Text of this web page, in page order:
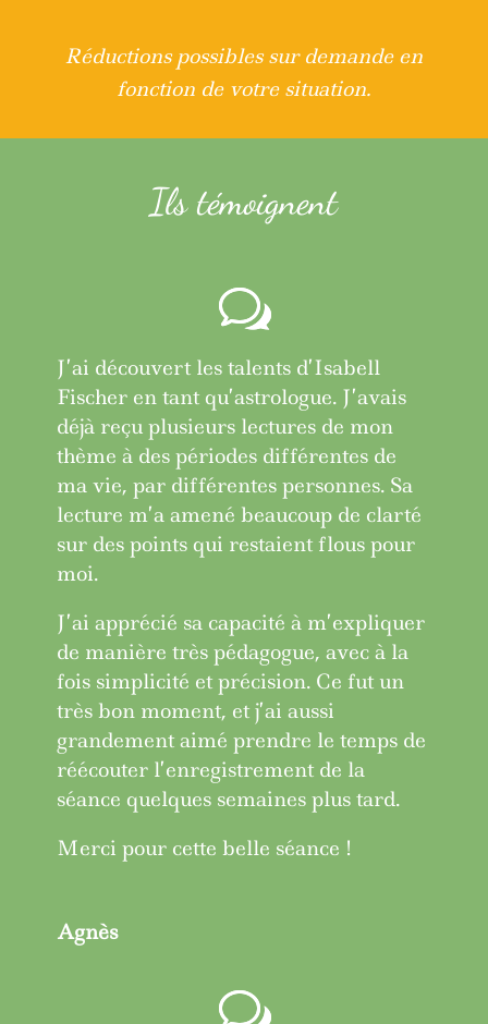
Réductions possibles sur demande en
fonction de votre situation.
Ils témoignent
J’ai découvert les talents d’Isabell
Fischer en tant qu’astrologue. J’avais
déjà reçu plusieurs lectures de mon
thème à des périodes différentes de
ma vie, par différentes personnes. Sa
lecture m’a amené beaucoup de clarté
sur des points qui restaient flous pour
moi.
J’ai apprécié sa capacité à m’expliquer
de manière très pédagogue, avec à la
fois simplicité et précision. Ce fut un
très bon moment, et j’ai aussi
grandement aimé prendre le temps de
réécouter l’enregistrement de la
séance quelques semaines plus tard.
Merci pour cette belle séance !
Agnès